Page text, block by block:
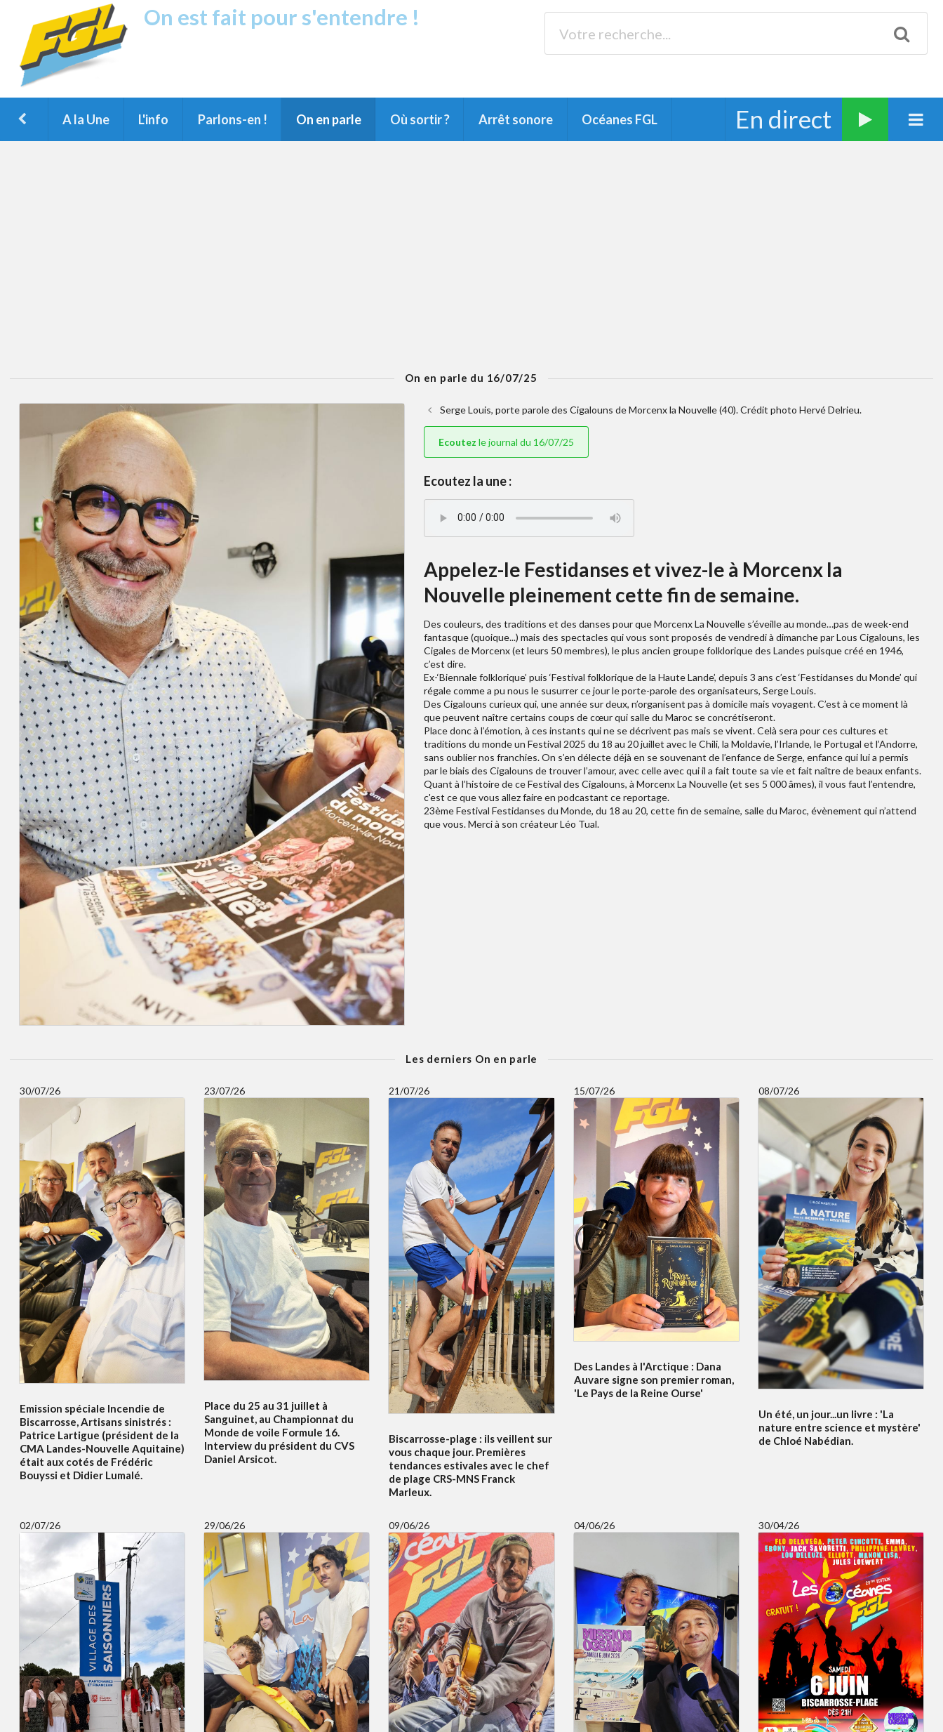
On est fait pour s'entendre !
A la Une L'info Parlons-en ! On en parle Où sortir ? Arrêt sonore Océanes FGL En direct
On en parle du 16/07/25
Serge Louis, porte parole des Cigalouns de Morcenx la Nouvelle (40). Crédit photo Hervé Delrieu.
Ecoutez le journal du 16/07/25
Ecoutez la une :
Appelez-le Festidanses et vivez-le à Morcenx la
Nouvelle pleinement cette fin de semaine.
Des couleurs, des traditions et des danses pour que Morcenx La Nouvelle s’éveille au monde…pas de week-end
fantasque (quoique...) mais des spectacles qui vous sont proposés de vendredi à dimanche par Lous Cigalouns, les
Cigales de Morcenx (et leurs 50 membres), le plus ancien groupe folklorique des Landes puisque créé en 1946,
c’est dire.
Ex-‘Biennale folklorique’ puis ‘Festival folklorique de la Haute Lande’, depuis 3 ans c’est ‘Festidanses du Monde’ qui
régale comme a pu nous le susurrer ce jour le porte-parole des organisateurs, Serge Louis.
Des Cigalouns curieux qui, une année sur deux, n’organisent pas à domicile mais voyagent. C’est à ce moment là
que peuvent naître certains coups de cœur qui salle du Maroc se concrétiseront.
Place donc à l’émotion, à ces instants qui ne se décrivent pas mais se vivent. Celà sera pour ces cultures et
traditions du monde un Festival 2025 du 18 au 20 juillet avec le Chili, la Moldavie, l’Irlande, le Portugal et l’Andorre,
sans oublier nos franchies. On s’en délecte déjà en se souvenant de l’enfance de Serge, enfance qui lui a permis
par le biais des Cigalouns de trouver l’amour, avec celle avec qui il a fait toute sa vie et fait naître de beaux enfants.
Quant à l’histoire de ce Festival des Cigalouns, à Morcenx La Nouvelle (et ses 5 000 âmes), il vous faut l’entendre,
c'est ce que vous allez faire en podcastant ce reportage.
23ème Festival Festidanses du Monde, du 18 au 20, cette fin de semaine, salle du Maroc, évènement qui n’attend
que vous. Merci à son créateur Léo Tual.
Les derniers On en parle
30/07/26
Emission spéciale Incendie de
Biscarrosse, Artisans sinistrés :
Patrice Lartigue (président de la
CMA Landes-Nouvelle Aquitaine)
était aux cotés de Frédéric
Bouyssi et Didier Lumalé.
23/07/26
Place du 25 au 31 juillet à
Sanguinet, au Championnat du
Monde de voile Formule 16.
Interview du président du CVS
Daniel Arsicot.
21/07/26
Biscarrosse-plage : ils veillent sur
vous chaque jour. Premières
tendances estivales avec le chef
de plage CRS-MNS Franck
Marleux.
15/07/26
Des Landes à l'Arctique : Dana
Auvare signe son premier roman,
'Le Pays de la Reine Ourse'
08/07/26
Un été, un jour...un livre : 'La
nature entre science et mystère'
de Chloé Nabédian.
02/07/26 29/06/26 09/06/26 04/06/26 30/04/26